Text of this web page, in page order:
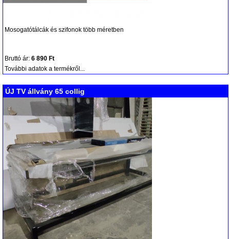
Mosogatótálcák és szifonok több méretben
Bruttó ár: 6 890 Ft
További adatok a termékről...
ÚJ TV állvány 65 collig